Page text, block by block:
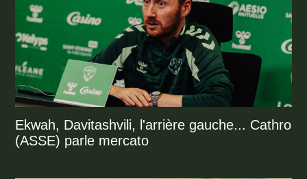
Ekwah, Davitashvili, l'arrière gauche... Cathro
(ASSE) parle mercato